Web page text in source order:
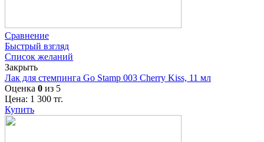
Сравнение
Быстрый взгляд
Список желаний
Закрыть
Лак для стемпинга Go Stamp 003 Cherry Kiss, 11 мл
Оценка 0 из 5
Цена: 1 300 тг.
Купить